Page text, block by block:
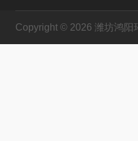
Copyright © 2026 潍坊鸿阳